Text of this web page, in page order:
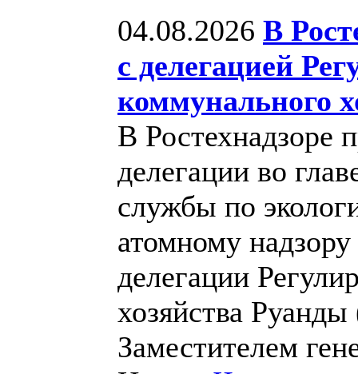
04.08.2026 В
с делегацией
коммунального
В Ростехнадзоре
делегации во
службы по
атомному
делегации
хозяйства
Заместителем